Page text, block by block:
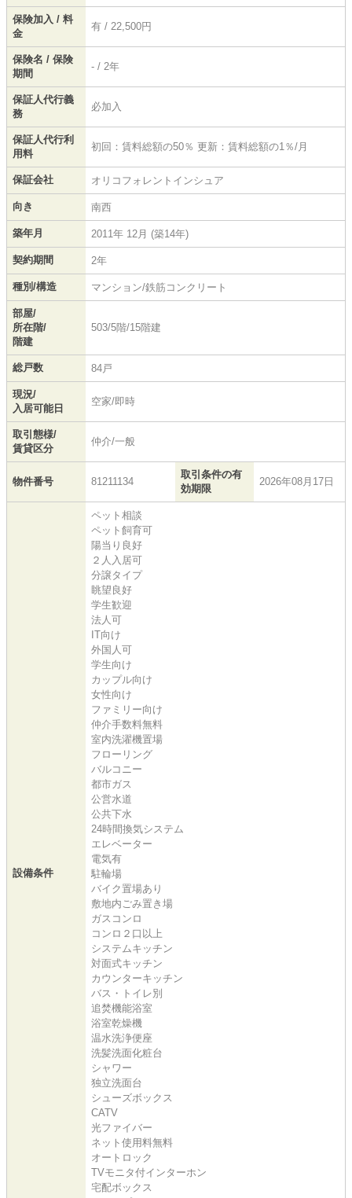
保険加入 / 料
金
有 / 22,500円
保険名 / 保険
期間
- / 2年
保証人代行義
務
必加入
保証人代行利
用料
初回：賃料総額の50％ 更新：賃料総額の1％/月
保証会社 オリコフォレントインシュア
向き 南西
築年月 2011年 12月 (築14年)
契約期間 2年
種別/構造 マンション/鉄筋コンクリート
部屋/
所在階/
階建
503/5階/15階建
総戸数 84戸
現況/
入居可能日
空家/即時
取引態様/
賃貸区分
仲介/一般
物件番号 81211134
取引条件の有
効期限
2026年08月17日
設備条件
ペット相談
ペット飼育可
陽当り良好
２人入居可
分譲タイプ
眺望良好
学生歓迎
法人可
IT向け
外国人可
学生向け
カップル向け
女性向け
ファミリー向け
仲介手数料無料
室内洗濯機置場
フローリング
バルコニー
都市ガス
公営水道
公共下水
24時間換気システム
エレベーター
電気有
駐輪場
バイク置場あり
敷地内ごみ置き場
ガスコンロ
コンロ２口以上
システムキッチン
対面式キッチン
カウンターキッチン
バス・トイレ別
追焚機能浴室
浴室乾燥機
温水洗浄便座
洗髪洗面化粧台
シャワー
独立洗面台
シューズボックス
CATV
光ファイバー
ネット使用料無料
オートロック
TVモニタ付インターホン
宅配ボックス